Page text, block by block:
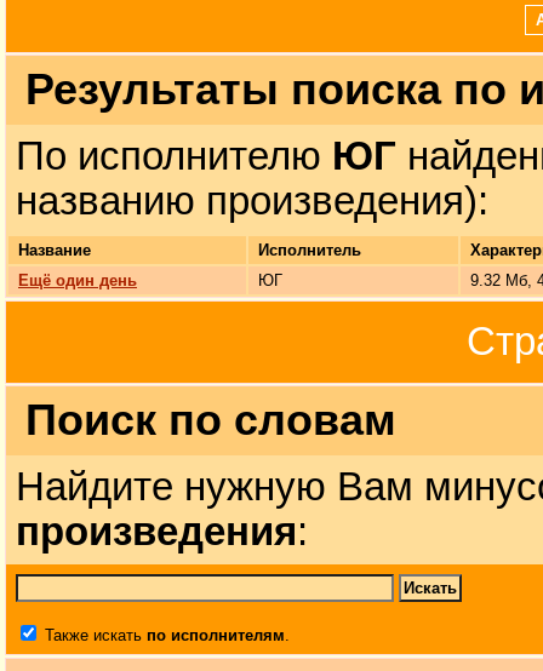
Результаты поиска по
По исполнителю ЮГ
названию произведения):
Название Исполнитель
Ещё один день
ЮГ 9.32 Мб,
Поиск по словам
Найдите нужную Вам
произведения:
Также искать по исполнителям.